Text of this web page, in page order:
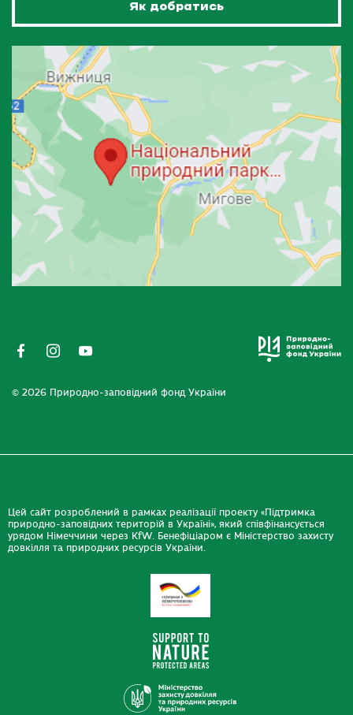
Як добратись
© 2026 Природно-заповідний фонд України
Цей сайт розроблений в рамках реалізації проекту «Підтримка
природно-заповідних територій в Україні», який співфінансується
урядом Німеччини через KfW. Бенефіціаром є Міністерство захисту
довкілля та природних ресурсів України.